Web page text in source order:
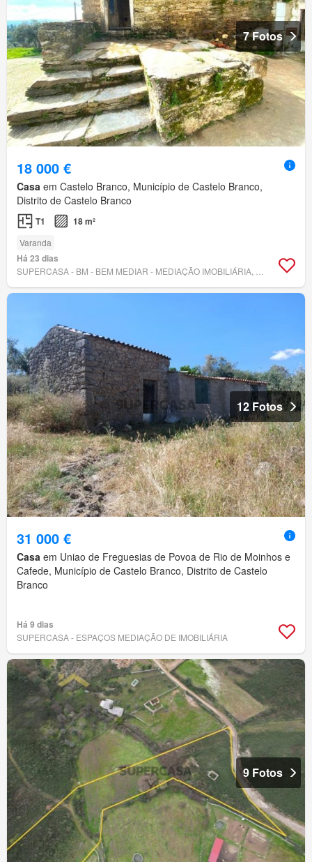
7 Fotos
18 000 €
Casa em Castelo Branco, Município de Castelo Branco,
Distrito de Castelo Branco
T1 18 m²
Varanda
Há 23 dias
12 Fotos
31 000 €
Casa em Uniao de Freguesias de Povoa de Rio de Moinhos e
Cafede, Município de Castelo Branco, Distrito de Castelo
Branco
Há 9 dias
SUPERCASA - ESPAÇOS MEDIAÇÃO DE IMOBILIÁRIA
9 Fotos